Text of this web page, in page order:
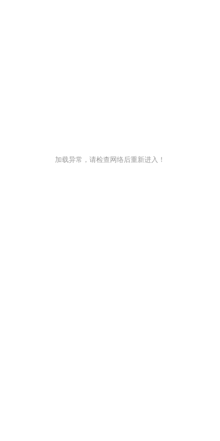
加载异常，请检查网络后重新进入！